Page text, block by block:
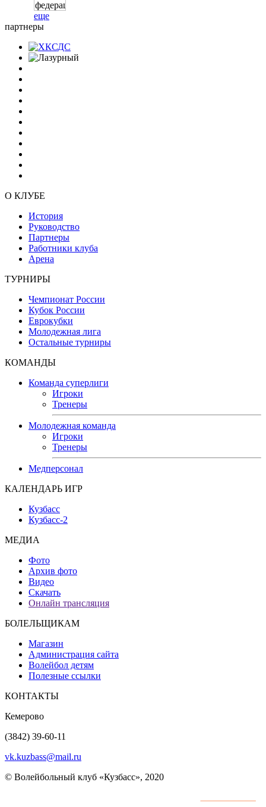
еще
партнеры
О КЛУБЕ
История
Руководство
Партнеры
Работники клуба
Арена
ТУРНИРЫ
Чемпионат России
Кубок России
Еврокубки
Молодежная лига
Остальные турниры
КОМАНДЫ
Команда суперлиги
Игроки
Тренеры
Молодежная команда
Игроки
Тренеры
Медперсонал
КАЛЕНДАРЬ ИГР
Кузбасс
Кузбасс-2
МЕДИА
Фото
Архив фото
Видео
Скачать
Онлайн трансляция
БОЛЕЛЬЩИКАМ
Магазин
Администрация сайта
Волейбол детям
Полезные ссылки
КОНТАКТЫ
Кемерово
(3842) 39-60-11
vk.kuzbass@mail.ru
© Волейбольный клуб «Кузбасс», 2020